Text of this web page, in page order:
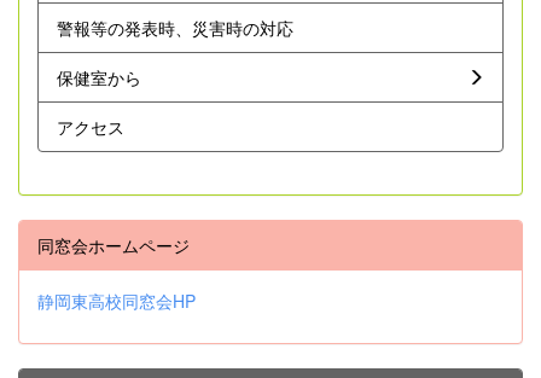
警報等の発表時、災害時の対応
保健室から
アクセス
同窓会ホームページ
静岡東高校同窓会HP